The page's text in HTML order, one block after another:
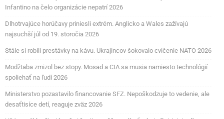
Infantino na čelo organizácie nepatrí 2026
Dlhotrvajúce horúčavy priniesli extrém. Anglicko a Wales zažívajú
najsuchší júl od 19. storočia 2026
Stále si robili prestávky na kávu. Ukrajincov šokovalo cvičenie NATO 2026
Modžtaba zmizol bez stopy. Mosad a CIA sa musia namiesto technológií
spoliehať na ľudí 2026
Ministerstvo pozastavilo financovanie SFZ. Nepoškodzuje to vedenie, ale
desaťtisíce detí, reaguje zväz 2026